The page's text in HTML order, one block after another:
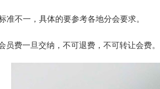
不一，具体的要参考各地分会要求。
费一旦交纳，不可退费，不可转让会费。